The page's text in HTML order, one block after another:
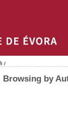
/
Browsing by